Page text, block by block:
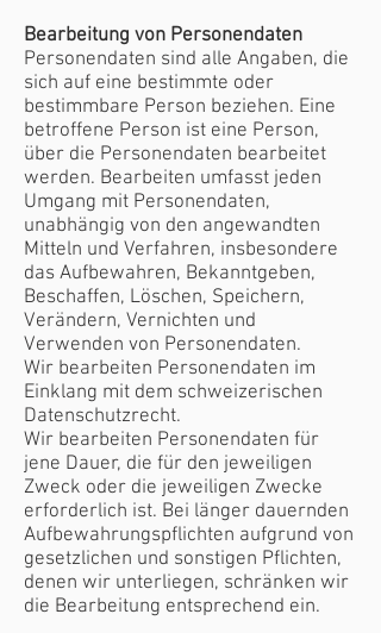
Bearbeitung von Personendaten
Personendaten sind alle Angaben, die
sich auf eine bestimmte oder
bestimmbare Person beziehen. Eine
betroffene Person ist eine Person,
über die Personendaten bearbeitet
werden. Bearbeiten umfasst jeden
Umgang mit Personendaten,
unabhängig von den angewandten
Mitteln und Verfahren, insbesondere
das Aufbewahren, Bekanntgeben,
Beschaffen, Löschen, Speichern,
Verändern, Vernichten und
Verwenden von Personendaten.
Wir bearbeiten Personendaten im
Einklang mit dem schweizerischen
Datenschutzrecht.
Wir bearbeiten Personendaten für
jene Dauer, die für den jeweiligen
Zweck oder die jeweiligen Zwecke
erforderlich ist. Bei länger dauernden
Aufbewahrungspflichten aufgrund von
gesetzlichen und sonstigen Pflichten,
denen wir unterliegen, schränken wir
die Bearbeitung entsprechend ein.